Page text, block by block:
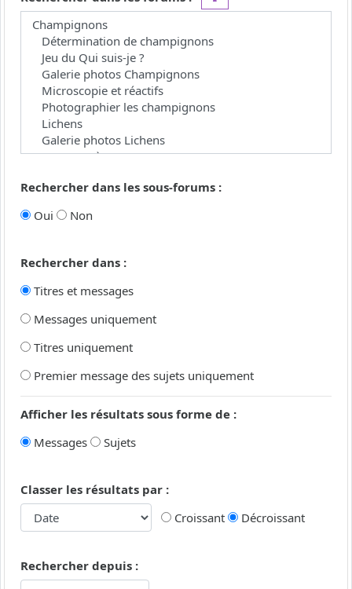
Rechercher dans les sous-forums :
Oui
Non
Rechercher dans :
Titres et messages
Messages uniquement
Titres uniquement
Premier message des sujets uniquement
Afficher les résultats sous forme de :
Messages
Sujets
Classer les résultats par :
Croissant
Décroissant
Rechercher depuis :